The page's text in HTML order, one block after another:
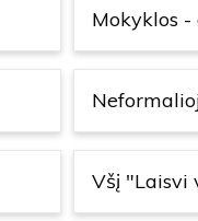
Mokyklos
Všį "Laisvi